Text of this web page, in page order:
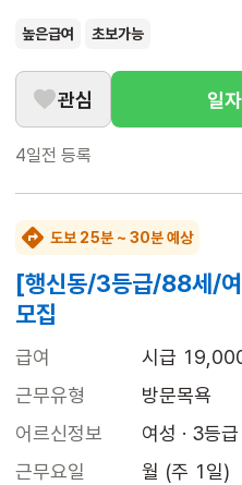
높은급여 초보가능
관심 일
4일전 등록
도보 25분 ~ 30분 예상
[행신동/3등급/88세/
모집
급여
시급
근무유형
방문목욕
어르신정보
여성 · 3등급
근무요일
월 (주 1일)